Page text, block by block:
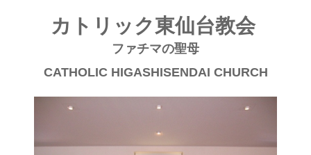
カトリック東仙台教会
ファチマの聖母
CATHOLIC HIGASHISENDAI CHURCH